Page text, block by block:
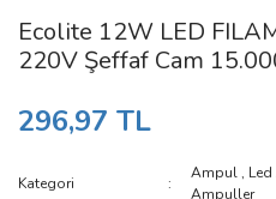
Ecolite 12W LED
220V Şeffaf Cam
296,97 TL
Kategori
Ampul ,
Ampuller